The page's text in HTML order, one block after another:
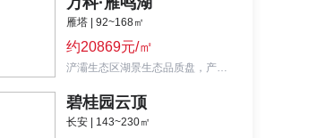
雁塔 | 92~168㎡
约20869元/㎡
浐灞生态区湖景生态品质盘，产品主推高层、小高层，户型面积为143㎡/168㎡。
碧桂园云顶
长安 | 143~230㎡